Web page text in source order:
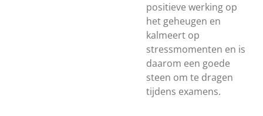
positieve werking op
het geheugen en
kalmeert op
stressmomenten en is
daarom een goede
steen om te dragen
tijdens examens.